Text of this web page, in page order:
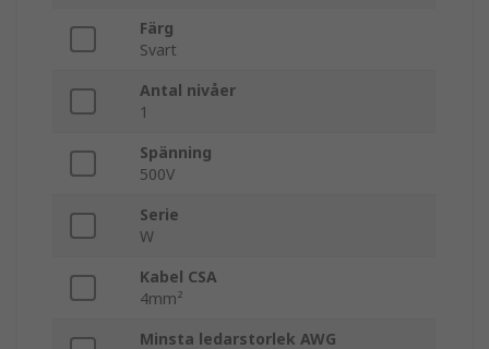
Färg
Svart
Antal nivåer
1
Spänning
500V
Serie
W
Kabel CSA
4mm²
Minsta ledarstorlek AWG